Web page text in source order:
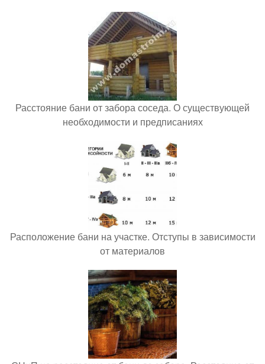
Расстояние бани от забора соседа. О существующей
необходимости и предписаниях
Расположение бани на участке. Отступы в зависимости
от материалов